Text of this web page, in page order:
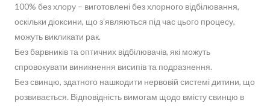
100% без хлору – виготовлені без хлорного відбілювання,
оскільки діоксини, що зʼявляються під час цього процесу,
можуть викликати рак.
Без барвників та оптичних відбілювачів, які можуть
спровокувати виникнення висипів та подразнення.
Без свинцю, здатного нашкодити нервовій системі дитини, що
розвивається. Відповідність вимогам щодо вмісту свинцю в